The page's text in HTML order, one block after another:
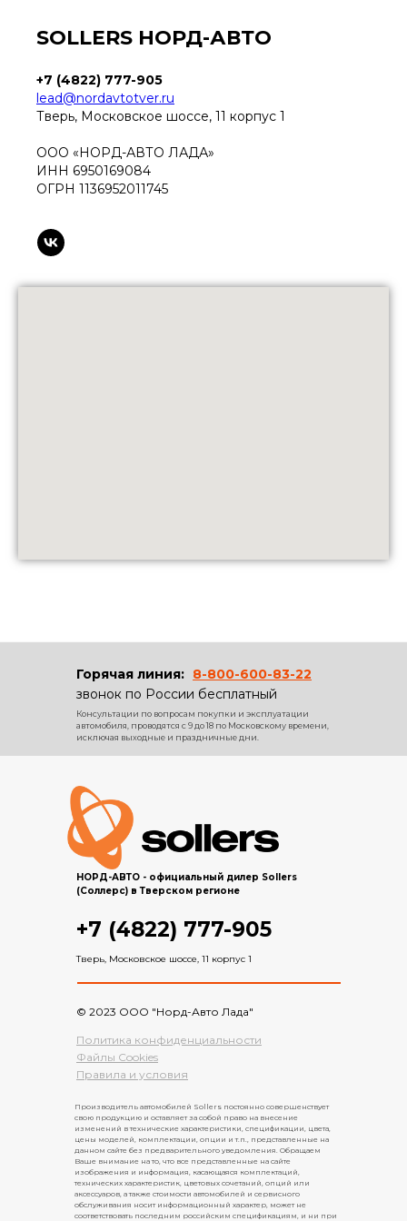
SOLLERS НОРД-АВТО
+7 (4822) 777-905
lead@nordavtotver.ru
Тверь, Московское шоссе, 11 корпус 1
ООО «НОРД-АВТО ЛАДА»
ИНН 6950169084
ОГРН 1136952011745
Горячая линия:
звонок по России бесплатный
Консультации по вопросам покупки и эксплуатации
автомобиля, проводятся с 9 до 18 по Московскому времени,
исключая выходные и праздничные дни.
8-800-600-83-22
Производитель автомобилей Sollers постоянно совершенствует
свою продукцию и оставляет за собой право на внесение
изменений в технические характеристики, спецификации, цвета,
цены моделей, комплектации, опции и т.п., представленные на
данном сайте без предварительного уведомления. Обращаем
Ваше внимание на то, что все представленные на сайте
изображения и информация, касающаяся комплектаций,
технических характеристик, цветовых сочетаний, опций или
аксессуаров, а также стоимости автомобилей и сервисного
обслуживания носит информационный характер, может не
соответствовать последним российским спецификациям, и ни при
Политика конфиденциальности
Файлы Cookies
Правила и условия
© 2023 ООО "Норд-Авто Лада"
НОРД-АВТО - официальный дилер Sollers
(Соллерс) в Тверском регионе
+7 (4822) 777-905
Тверь, Московское шоссе, 11 корпус 1